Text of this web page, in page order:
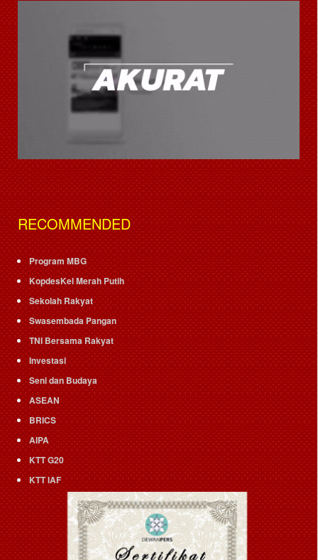
RECOMMENDED
Program MBG
KopdesKel Merah Putih
Sekolah Rakyat
Swasembada Pangan
TNI Bersama Rakyat
Investasi
Seni dan Budaya
ASEAN
BRICS
AIPA
KTT G20
KTT IAF